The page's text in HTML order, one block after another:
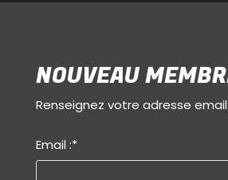
NOUVEAU
Renseignez votre adresse
Email :*